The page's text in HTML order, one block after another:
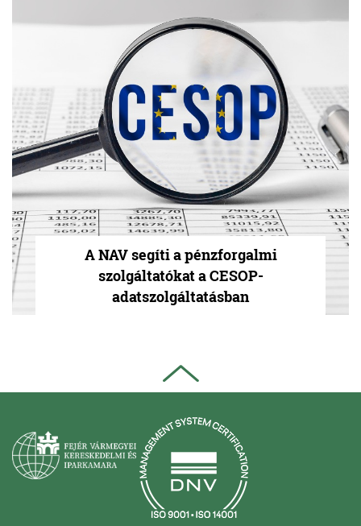
A NAV segíti a pénzforgalmi
szolgáltatókat a CESOP-
adatszolgáltatásban